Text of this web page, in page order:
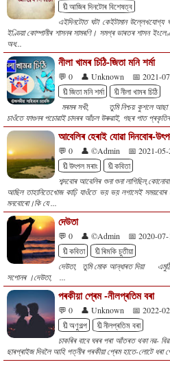
🔖আজিৰ দিনটোৰ বিশেষত্ব
এইদিনটোত ঘটা কেইটামান উল্লেখযোগ্য
ইণ্ডিয়া কোম্পানীৰ শাসনৰ সামৰণি। সমগ্ৰ ভাৰতৰ শাসন
অধ...
নীলা খামৰ চিঠি-জিতা মনি শৰ্মা
💬 0 👤 Unknown
📅 2021-
🔖জিতা মনি শৰ্মা
🔖নীলা খামৰ চিঠি
মৰমৰ সখী, তুমি নিশ্চয় কুশলে
চাওঁতে ফাগুনৰ পচোৱাই চাদৰৰ আঁচল উৰুৱাই, গছৰ পাত
আবেলিৰ হেৰাই যোৱা দিনবোৰ-
💬 0 👤 ©Admin
📅 2021-
🔖উৎপল মৰাং
🔖কবিতা
শব্দবোৰ আবেলিৰ শুনা শুনা
আছিল তাহানিতেখোজ কাঢ়ি যাওঁতে ভয় ভয় লগাসেই
মনবোৰো।কি যে ...
দেউতা
💬 0 👤 ©Admin
📅 2020-
🔖কবিতা
🔖ৰিমকি চুতীয়া
দেউতা, তুমি মোক আন্ধাৰত
সপোনৰ ।দেউতা, ...
পৰকীয়া প্ৰেম -নীলপ্ৰতিম বৰা
💬 0 👤 Unknown
📅 2022-
🔖অণুগল্প
🔖নীলপ্ৰতিম বৰা
চাকৰিৰ বাবে ঘৰৰ পৰা আঁতৰত থকা নৱ-
ছাৰপ্ৰাইজ দিবলৈ আহি পত্নীৰ পৰকীয়া প্ৰেম হাতে-লোটে